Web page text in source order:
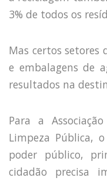
3% de todos os
Mas certos setores
e embalagens de
resultados na
Para a
Limpeza Pública,
poder público,
cidadão precisa